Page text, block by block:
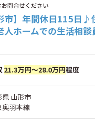
問合せください
市】年間休日115日♪
ホームでの生活相談
21.3万円～28.0万円程度
県 山形市
奥羽本線